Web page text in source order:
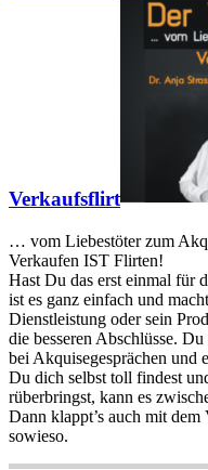
Verkaufsflirt
… vom Liebestöter zum
Verkaufen IST Flirten!
Hast Du das erst einmal für
ist es ganz einfach und
Dienstleistung oder sein
die besseren Abschlüsse.
bei Akquisegesprächen und
Du dich selbst toll findest
rüberbringst, kann es
Dann klappt’s auch mit
sowieso.